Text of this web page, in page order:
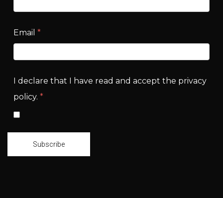
Email *
I declare that I have read and accept the privacy
policy. *
Subscribe